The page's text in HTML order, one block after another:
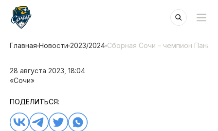
Главная Новости 2023/2024 Сборная Сочи – чемпион
28 августа 2023, 18:04
«Сочи»
ПОДЕЛИТЬСЯ: